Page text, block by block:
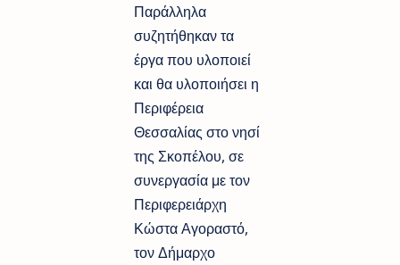
Παράλληλα
συζητήθηκαν τα
έργα που υλοποιεί
και θα υλοποιήσει η
Περιφέρεια
Θεσσαλίας στο νησί
της Σκοπέλου, σε
συνεργασία με τον
Περιφερειάρχη
Κώστα Αγοραστό,
τον Δήμαρχο